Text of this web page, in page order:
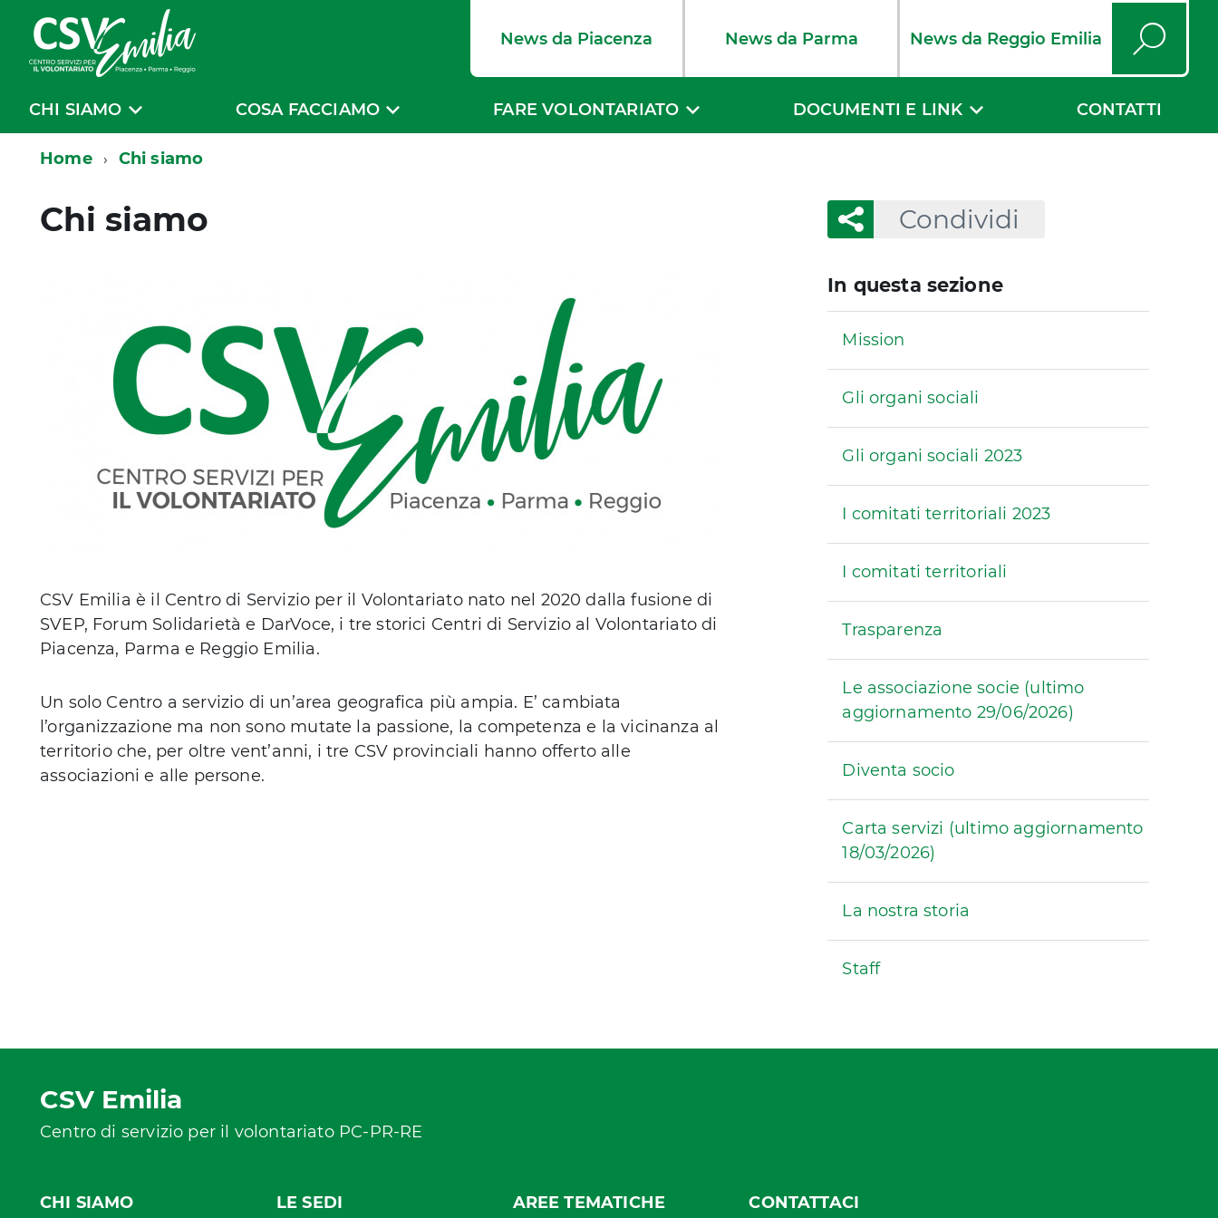
News da Piacenza News da Parma News da Reggio Emilia Cerca
CHI SIAMO COSA FACCIAMO FARE VOLONTARIATO DOCUMENTI E LINK CONTATTI
Home Chi siamo
Chi siamo Condividi
CSV Emilia è il Centro di Servizio per il Volontariato nato nel 2020 dalla fusione di
SVEP, Forum Solidarietà e DarVoce, i tre storici Centri di Servizio al Volontariato di
Piacenza, Parma e Reggio Emilia.
Un solo Centro a servizio di un’area geografica più ampia. E’ cambiata
l’organizzazione ma non sono mutate la passione, la competenza e la vicinanza al
territorio che, per oltre vent’anni, i tre CSV provinciali hanno offerto alle
associazioni e alle persone.
In questa sezione
Mission
Gli organi sociali
Gli organi sociali 2023
I comitati territoriali 2023
I comitati territoriali
Trasparenza
Le associazione socie (ultimo
aggiornamento 29/06/2026)
Diventa socio
Carta servizi (ultimo aggiornamento
18/03/2026)
La nostra storia
Staff
CSV Emilia
Centro di servizio per il volontariato PC-PR-RE
CHI SIAMO LE SEDI AREE TEMATICHE CONTATTACI